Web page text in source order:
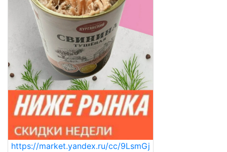
https://market.yandex.ru/cc/9LsmGj